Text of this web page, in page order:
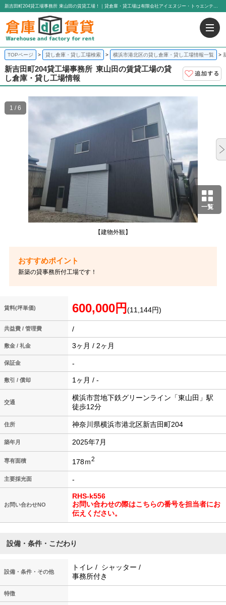
新吉田町204貸工場事務所 東山田の賃貸工場！｜貸倉庫・貸工場は有限会社アイエヌジー・トゥエンティーワン
TOPページ 貸し倉庫・貸し工場検索 横浜市港北区の貸し倉庫・貸し工場情報一覧
新吉田町204貸工場事務所 東山田の賃貸工場の貸
し倉庫・貸し工場情報
一覧
【建物外観】
1 / 6
新築の貸事務所付工場です！
賃料(坪単価) 600,000円 (11,144円)
共益費 / 管理費 /
敷金 / 礼金 3ヶ月 / 2ヶ月
保証金 -
敷引 / 償却 1ヶ月 / -
交通
横浜市営地下鉄グリーンライン「東山田」駅
徒歩12分
住所 神奈川県横浜市港北区新吉田町204
築年月 2025年7月
専有面積 178ｍ2
主要採光面 -
お問い合わせNO
RHS-k556
お問い合わせの際はこちらの番号を担当者にお
伝えください。
設備・条件・こだわり
設備・条件・その他
トイレ / シャッター /
事務所付き
特徴